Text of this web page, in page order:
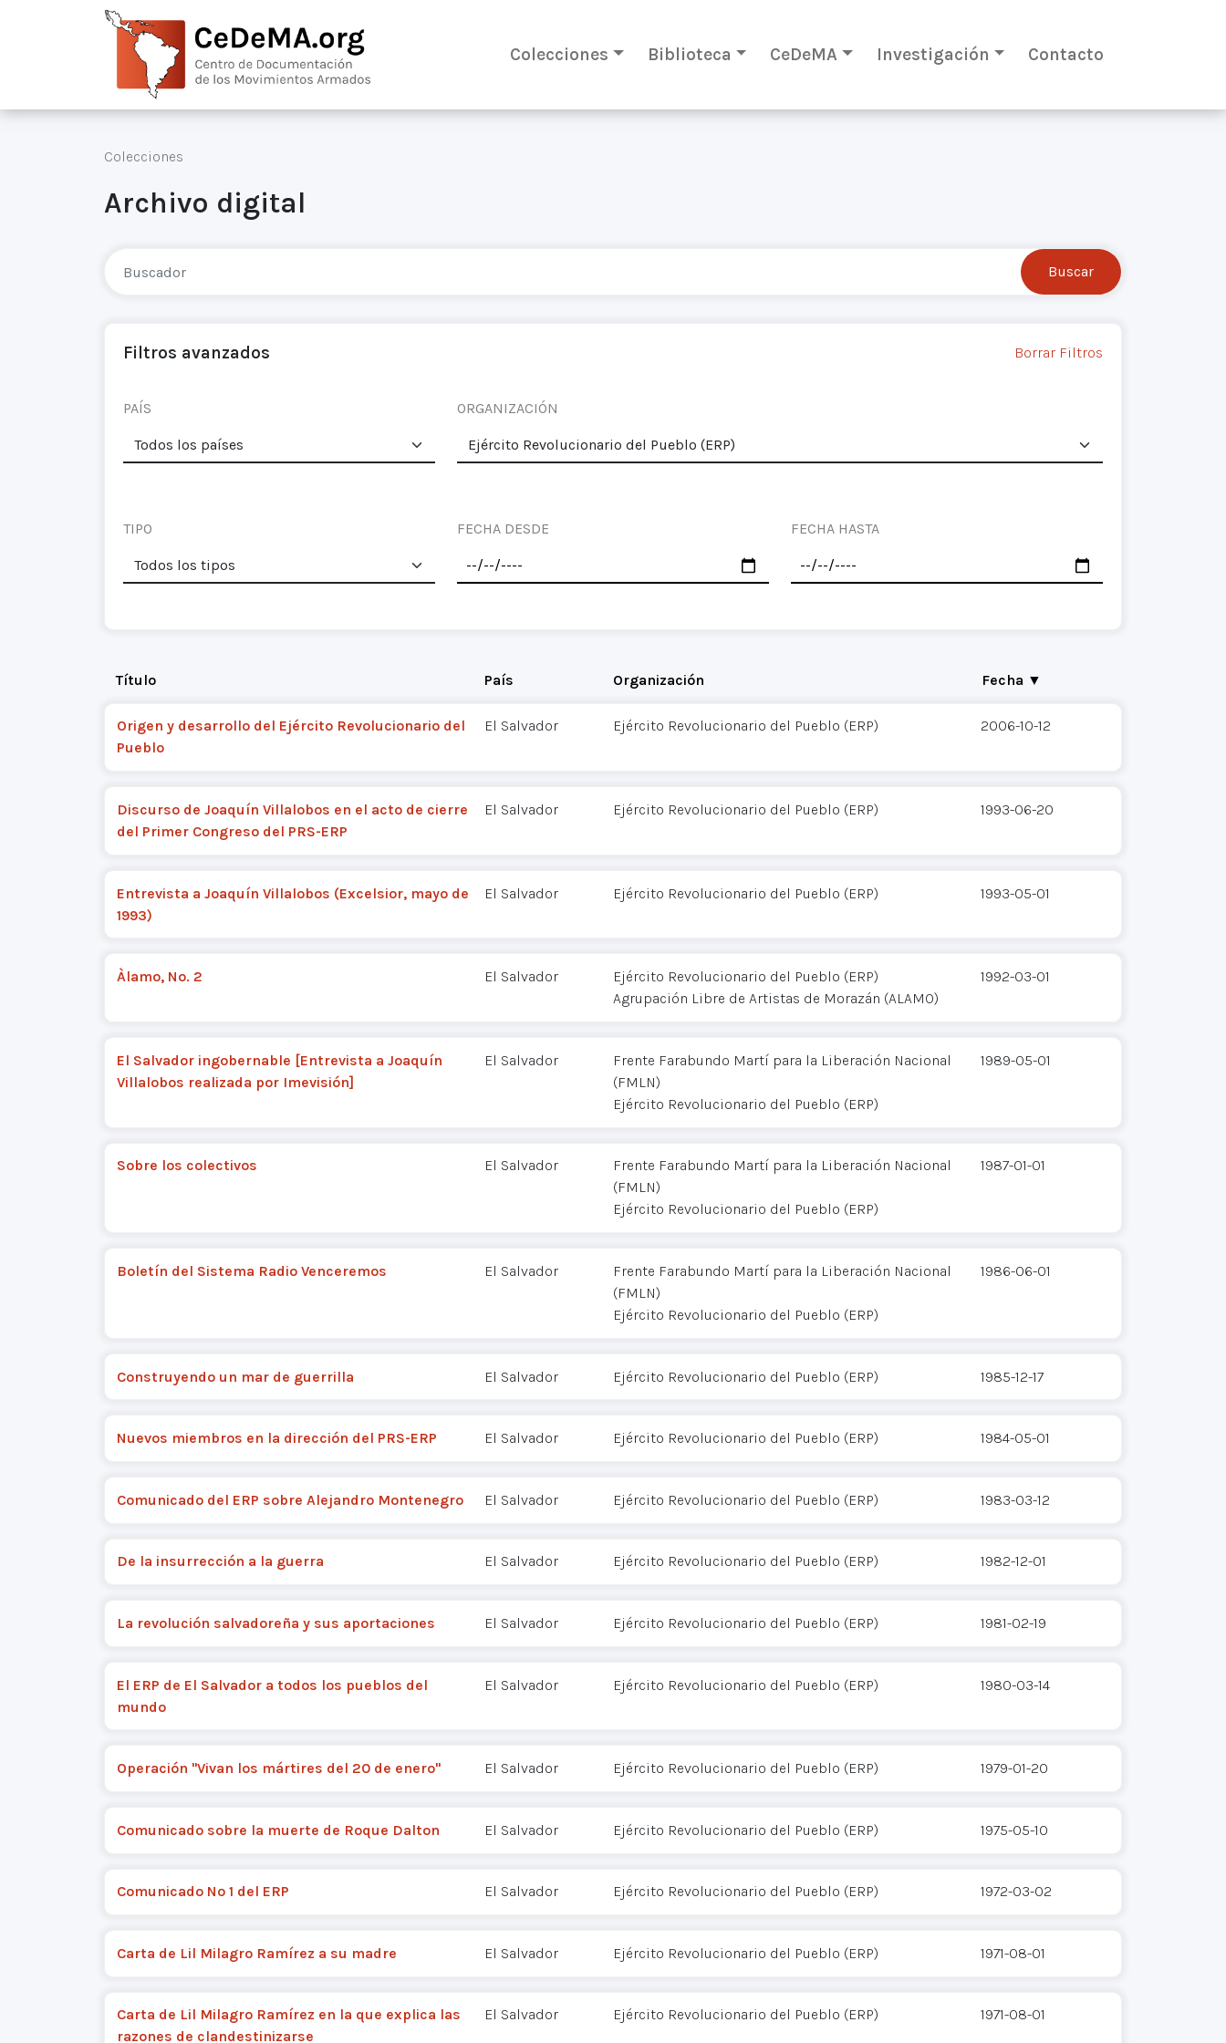
Colecciones Biblioteca CeDeMA Investigación Contacto
Colecciones
Archivo digital
Filtros avanzados Borrar Filtros
PAÍS ORGANIZACIÓN
TIPO FECHA DESDE FECHA HASTA
Título País Organización Fecha ▼
Origen y desarrollo del Ejército Revolucionario del
Pueblo
El Salvador Ejército Revolucionario del Pueblo (ERP) 2006-10-12
Discurso de Joaquín Villalobos en el acto de cierre
del Primer Congreso del PRS-ERP
El Salvador Ejército Revolucionario del Pueblo (ERP) 1993-06-20
Entrevista a Joaquín Villalobos (Excelsior, mayo de
1993)
El Salvador Ejército Revolucionario del Pueblo (ERP) 1993-05-01
Àlamo, No. 2 El Salvador
Ejército Revolucionario del Pueblo (ERP)
Agrupación Libre de Artistas de Morazán (ALAMO)
1992-03-01
El Salvador ingobernable [Entrevista a Joaquín
Villalobos realizada por Imevisión]
El Salvador
Frente Farabundo Martí para la Liberación Nacional
(FMLN)
Ejército Revolucionario del Pueblo (ERP)
1989-05-01
Sobre los colectivos El Salvador
Frente Farabundo Martí para la Liberación Nacional
(FMLN)
Ejército Revolucionario del Pueblo (ERP)
1987-01-01
Boletín del Sistema Radio Venceremos El Salvador
Frente Farabundo Martí para la Liberación Nacional
(FMLN)
Ejército Revolucionario del Pueblo (ERP)
1986-06-01
Construyendo un mar de guerrilla El Salvador Ejército Revolucionario del Pueblo (ERP) 1985-12-17
Nuevos miembros en la dirección del PRS-ERP El Salvador Ejército Revolucionario del Pueblo (ERP) 1984-05-01
Comunicado del ERP sobre Alejandro Montenegro El Salvador Ejército Revolucionario del Pueblo (ERP) 1983-03-12
De la insurrección a la guerra El Salvador Ejército Revolucionario del Pueblo (ERP) 1982-12-01
La revolución salvadoreña y sus aportaciones El Salvador Ejército Revolucionario del Pueblo (ERP) 1981-02-19
El ERP de El Salvador a todos los pueblos del
mundo
El Salvador Ejército Revolucionario del Pueblo (ERP) 1980-03-14
Operación "Vivan los mártires del 20 de enero" El Salvador Ejército Revolucionario del Pueblo (ERP) 1979-01-20
Comunicado sobre la muerte de Roque Dalton El Salvador Ejército Revolucionario del Pueblo (ERP) 1975-05-10
Comunicado Nº 1 del ERP El Salvador Ejército Revolucionario del Pueblo (ERP) 1972-03-02
Carta de Lil Milagro Ramírez a su madre El Salvador Ejército Revolucionario del Pueblo (ERP) 1971-08-01
Carta de Lil Milagro Ramírez en la que explica las
razones de clandestinizarse
El Salvador Ejército Revolucionario del Pueblo (ERP) 1971-08-01